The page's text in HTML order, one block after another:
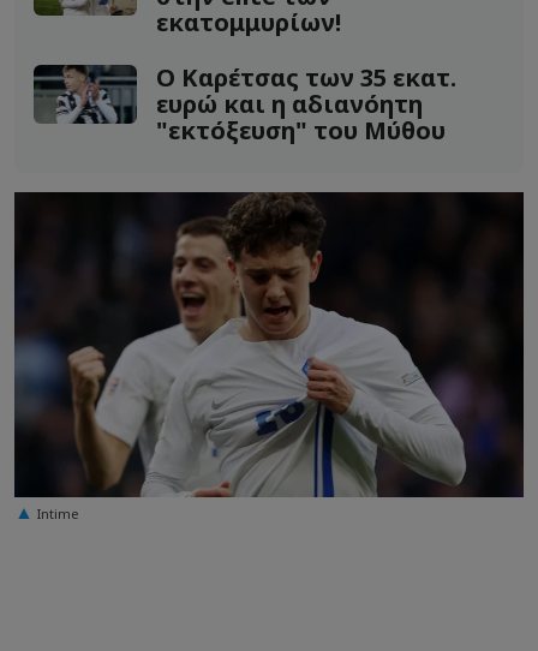
εκατομμυρίων!
Ο Καρέτσας των 35 εκατ.
ευρώ και η αδιανόητη
"εκτόξευση" του Μύθου
Intime